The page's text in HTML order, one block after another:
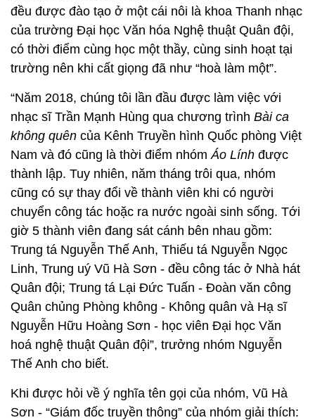
đều được đào tạo ở một cái nôi là khoa Thanh nhạc
của trường Đại học Văn hóa Nghệ thuật Quân đội,
có thời điểm cùng học một thầy, cùng sinh hoạt tại
trường nên khi cất giọng đã như “hoà làm một”.
“Năm 2018, chúng tôi lần đầu được làm việc với
nhạc sĩ Trần Mạnh Hùng qua chương trình Bài ca
không quên của Kênh Truyền hình Quốc phòng Việt
Nam và đó cũng là thời điểm nhóm Áo Lính được
thành lập. Tuy nhiên, năm tháng trôi qua, nhóm
cũng có sự thay đổi về thành viên khi có người
chuyển công tác hoặc ra nước ngoài sinh sống. Tới
giờ 5 thành viên đang sát cánh bên nhau gồm:
Trung tá Nguyễn Thế Anh, Thiếu tá Nguyễn Ngọc
Linh, Trung uý Vũ Hà Sơn - đều công tác ở Nhà hát
Quân đội; Trung tá Lại Đức Tuấn - Đoàn văn công
Quân chủng Phòng không - Không quân và Hạ sĩ
Nguyễn Hữu Hoàng Sơn - học viên Đại học Văn
hoá nghệ thuật Quân đội”, trưởng nhóm Nguyễn
Thế Anh cho biết.
Khi được hỏi về ý nghĩa tên gọi của nhóm, Vũ Hà
Sơn - “Giám đốc truyền thông” của nhóm giải thích: